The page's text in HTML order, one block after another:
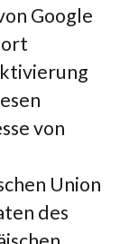
Google
von
Union
des